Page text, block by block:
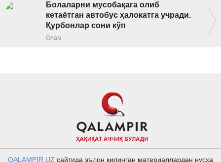
Болаларни мусобақага олиб
кетаётган автобус ҳалокатга учради.
Қурбонлар сони кўп
Олам
QALAMPIR.UZ сайтида эълон қилинган материаллардан нусха